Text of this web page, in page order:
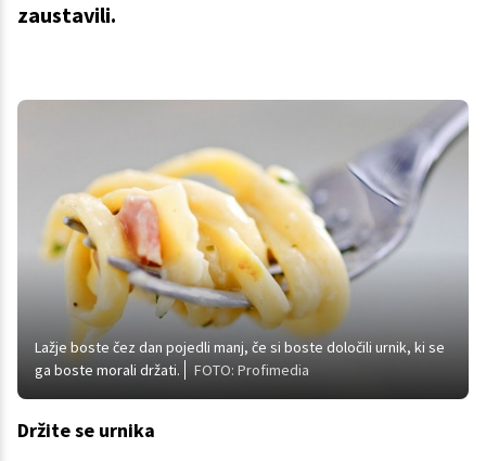
zaustavili.
Lažje boste čez dan pojedli manj, če si boste določili urnik, ki se
ga boste morali držati.
FOTO: Profimedia
Držite se urnika